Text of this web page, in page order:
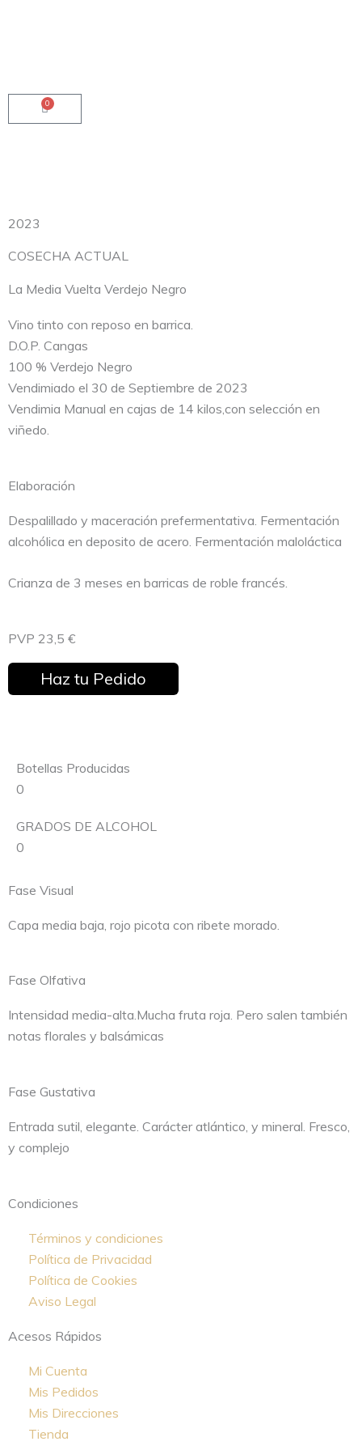
0
Carrito
2023
COSECHA ACTUAL
La Media Vuelta Verdejo Negro
Vino tinto con reposo en barrica.
D.O.P. Cangas
100 % Verdejo Negro
Vendimiado el 30 de Septiembre de 2023
Vendimia Manual en cajas de 14 kilos,con selección en
viñedo.
Elaboración
Despalillado y maceración prefermentativa. Fermentación
alcohólica en deposito de acero. Fermentación maloláctica
Crianza de 3 meses en barricas de roble francés.
PVP 23,5 €
Haz tu Pedido
Botellas Producidas
0
GRADOS DE ALCOHOL
0
Fase Visual
Capa media baja, rojo picota con ribete morado.
Fase Olfativa
Intensidad media-alta.Mucha fruta roja. Pero salen también
notas florales y balsámicas
Fase Gustativa
Entrada sutil, elegante. Carácter atlántico, y mineral. Fresco,
y complejo
Condiciones
Términos y condiciones
Política de Privacidad
Política de Cookies
Aviso Legal
Acesos Rápidos
Mi Cuenta
Mis Pedidos
Mis Direcciones
Tienda